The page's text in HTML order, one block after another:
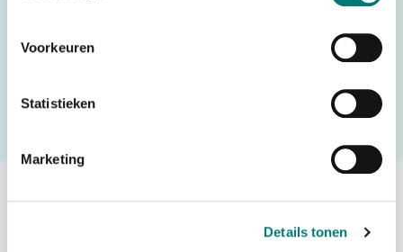
Voorkeuren
Statistieken
Marketing
Details tonen
Would you like to request a quote for this product? Then fill
as possible.
Others also viewed: